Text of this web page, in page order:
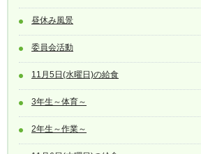
昼休み風景
委員会活動
11月5日(水曜日)の給食
3年生～体育～
2年生～作業～